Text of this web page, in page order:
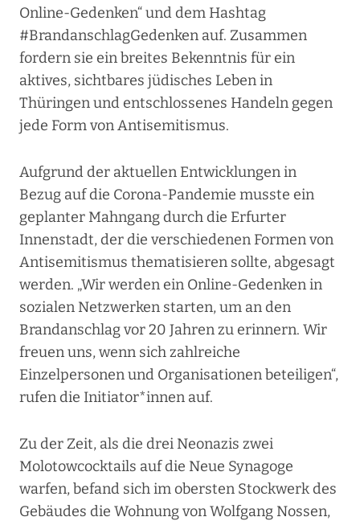
Online-Gedenken“ und dem Hashtag
#BrandanschlagGedenken auf. Zusammen
fordern sie ein breites Bekenntnis für ein
aktives, sichtbares jüdisches Leben in
Thüringen und entschlossenes Handeln gegen
jede Form von Antisemitismus.
Aufgrund der aktuellen Entwicklungen in
Bezug auf die Corona-Pandemie musste ein
geplanter Mahngang durch die Erfurter
Innenstadt, der die verschiedenen Formen von
Antisemitismus thematisieren sollte, abgesagt
werden. „Wir werden ein Online-Gedenken in
sozialen Netzwerken starten, um an den
Brandanschlag vor 20 Jahren zu erinnern. Wir
freuen uns, wenn sich zahlreiche
Einzelpersonen und Organisationen beteiligen“,
rufen die Initiator*innen auf.
Zu der Zeit, als die drei Neonazis zwei
Molotowcocktails auf die Neue Synagoge
warfen, befand sich im obersten Stockwerk des
Gebäudes die Wohnung von Wolfgang Nossen,